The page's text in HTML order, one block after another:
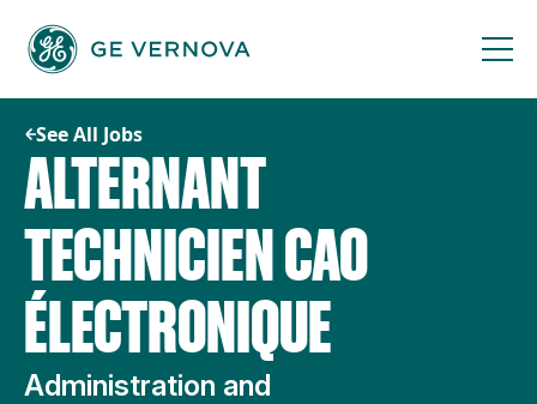
content
See All Jobs
ALTERNANT
TECHNICIEN CAO
ÉLECTRONIQUE
Administration and